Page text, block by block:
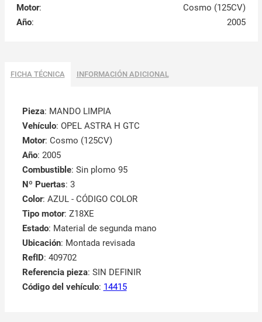
Motor:
Cosmo (125CV)
Año: 2005
FICHA TÉCNICA INFORMACIÓN ADICIONAL
Pieza: MANDO LIMPIA
Vehículo: OPEL ASTRA H GTC
Motor: Cosmo (125CV)
Año: 2005
Combustible: Sin plomo 95
Nº Puertas: 3
Color: AZUL - CÓDIGO COLOR
Tipo motor: Z18XE
Estado: Material de segunda mano
Ubicación: Montada revisada
RefID: 409702
Referencia pieza: SIN DEFINIR
Código del vehículo: 14415